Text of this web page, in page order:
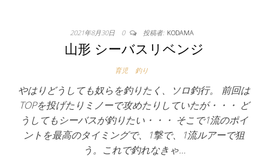
2021年8月30日 0 投稿者: KODAMA
山形 シーバスリベンジ
育児 釣り
やはりどうしても奴らを釣りたく、ソロ釣行。 前回は
TOPを投げたりミノーで攻めたりしていたが・・・ ど
うしてもシーバスが釣りたい・・・ そこで1流のポイ
ントを最高のタイミングで、1撃で、1流ルアーで狙
う。これで釣れなきゃ…